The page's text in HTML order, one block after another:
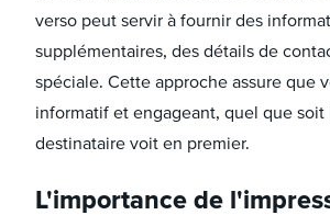
verso peut servir à fournir des
supplémentaires, des détails de
spéciale. Cette approche assure que
informatif et engageant, quel que
destinataire voit en premier.
L'importance de